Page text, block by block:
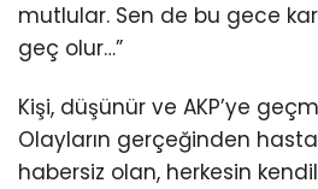
mutlular. Sen de bu gece
geç olur…”
Kişi, düşünür ve AKP’ye
Olayların gerçeğinden
habersiz olan, herkesin